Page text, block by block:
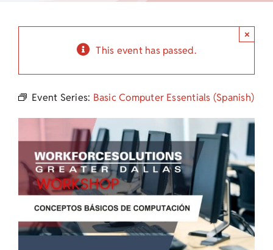
This event has passed.
×
Event Series: Basic Computer Essentials (Spanish)